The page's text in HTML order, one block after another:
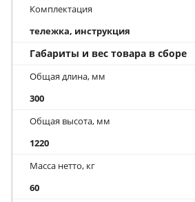
Комплектация
тележка, инструкция
Габариты и вес товара в сборе
Общая длина, мм
300
Общая высота, мм
1220
Масса нетто, кг
60